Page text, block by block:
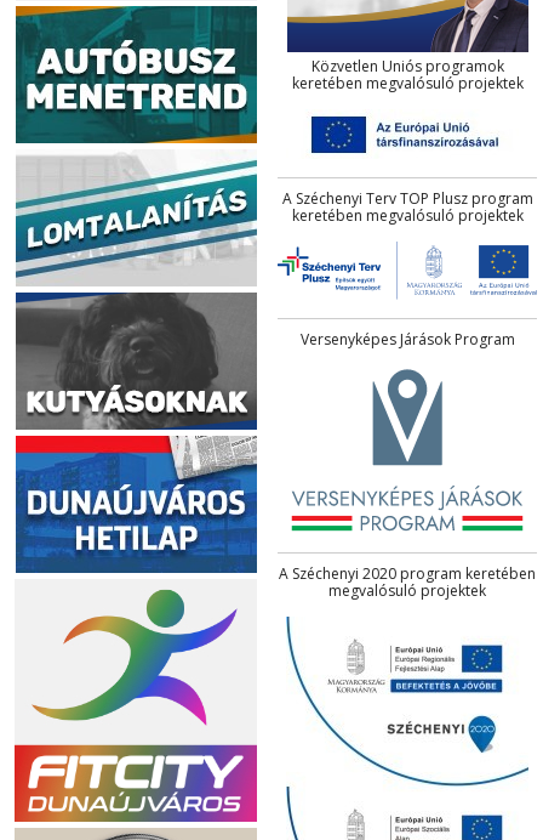
Közvetlen Uniós programok
keretében megvalósuló projektek
A Széchenyi Terv TOP Plusz program
keretében megvalósuló projektek
Versenyképes Járások Program
A Széchenyi 2020 program keretében
megvalósuló projektek